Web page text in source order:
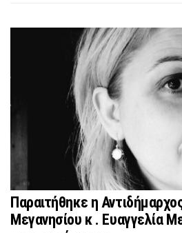
Παραιτήθηκε η
Μεγανησίου κ . Ευαγγελία